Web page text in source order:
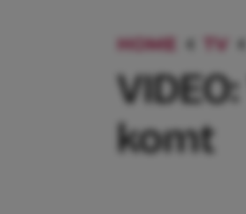
HOME TV
komt